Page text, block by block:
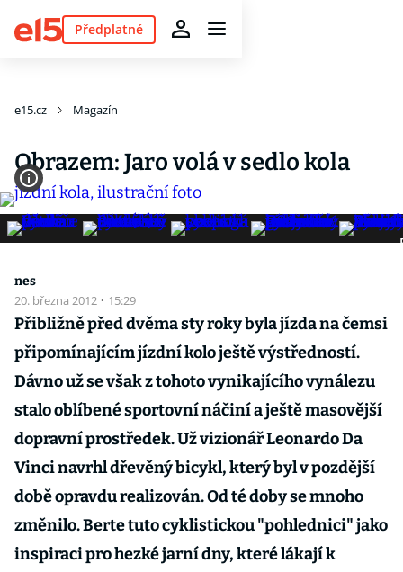
Předplatné
e15.cz Magazín
Obrazem: Jaro volá v sedlo kola
nes
20. března 2012 · 15:29
Přibližně před dvěma sty roky byla jízda na čemsi
připomínajícím jízdní kolo ještě výstředností.
Dávno už se však z tohoto vynikajícího vynálezu
stalo oblíbené sportovní náčiní a ještě masovější
dopravní prostředek. Už vizionář Leonardo Da
Vinci navrhl dřevěný bicykl, který byl v pozdější
době opravdu realizován. Od té doby se mnoho
změnilo. Berte tuto cyklistickou "pohlednici" jako
inspiraci pro hezké jarní dny, které lákají k